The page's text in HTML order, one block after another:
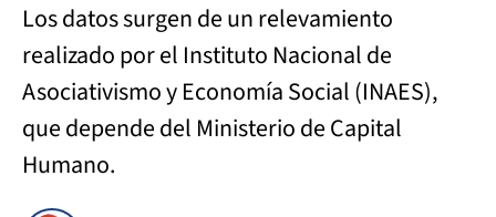
Los datos surgen de un relevamiento
realizado por el Instituto Nacional de
Asociativismo y Economía Social (INAES),
que depende del Ministerio de Capital
Humano.